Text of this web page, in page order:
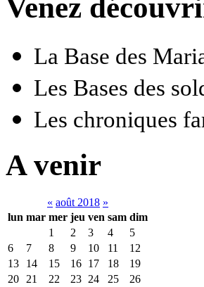
Venez
La Base des
Les Bases des
Les chroniques
A venir
« août 2018 »
lun mar mer jeu ven sam dim
1
2 3 4
5
6
7 8 9 10 11
12
13
14 15 16 17 18
19
20
21 22 23 24 25
26